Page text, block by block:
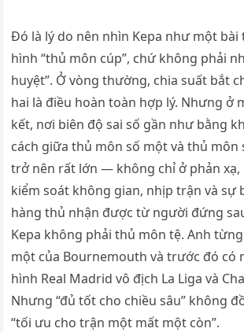
Đó là lý do nên nhìn Kepa như một bài
hình “thủ môn cúp”, chứ không phải
huyệt”. Ở vòng thường, chia suất bắt
hai là điều hoàn toàn hợp lý. Nhưng ở
kết, nơi biên độ sai số gần như bằng
cách giữa thủ môn số một và thủ môn
trở nên rất lớn — không chỉ ở phản xạ,
kiểm soát không gian, nhịp trận và sự
hàng thủ nhận được từ người đứng
Kepa không phải thủ môn tệ. Anh
một của Bournemouth và trước đó có
hình Real Madrid vô địch La Liga và
Nhưng “đủ tốt cho chiều sâu” không
“tối ưu cho trận một mất một còn”.